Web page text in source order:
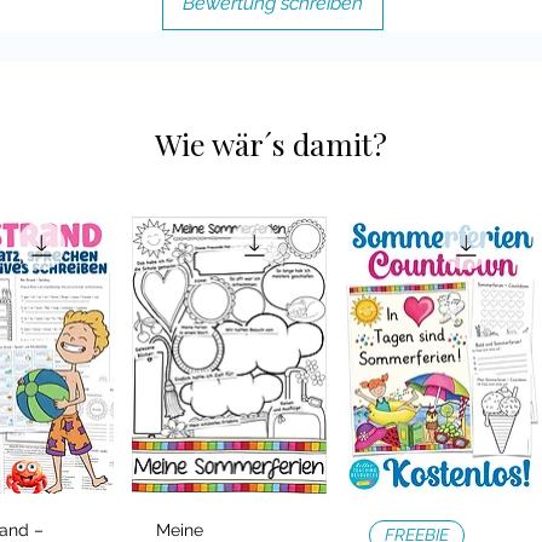
Wie wär´s damit?
–
Schnellansicht
Meine
Schnellansicht
FREEBIE